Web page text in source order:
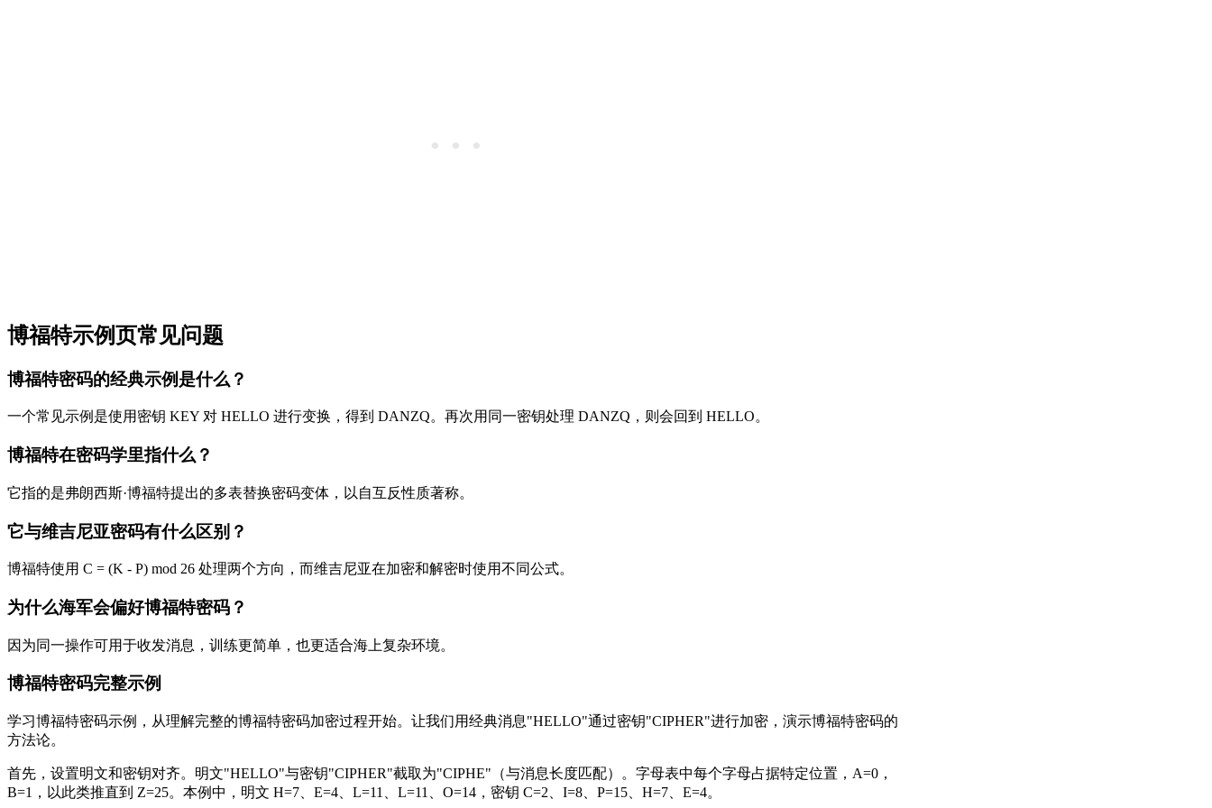
博福特示例页常见问题
博福特密码的经典示例是什么？
一个常见示例是使用密钥 KEY 对 HELLO 进行变换，得到 DANZQ。再次用同一密钥处理 DANZQ，则会回到 HELLO。
博福特在密码学里指什么？
它指的是弗朗西斯·博福特提出的多表替换密码变体，以自互反性质著称。
它与维吉尼亚密码有什么区别？
博福特使用 C = (K - P) mod 26 处理两个方向，而维吉尼亚在加密和解密时使用不同公式。
为什么海军会偏好博福特密码？
因为同一操作可用于收发消息，训练更简单，也更适合海上复杂环境。
博福特密码完整示例
学习博福特密码示例，从理解完整的博福特密码加密过程开始。让我们用经典消息"HELLO"通过密钥"CIPHER"进行加密，演示博福特密码的
方法论。
首先，设置明文和密钥对齐。明文"HELLO"与密钥"CIPHER"截取为"CIPHE"（与消息长度匹配）。字母表中每个字母占据特定位置，A=0，
B=1，以此类推直到 Z=25。本例中，明文 H=7、E=4、L=11、L=11、O=14，密钥 C=2、I=8、P=15、H=7、E=4。